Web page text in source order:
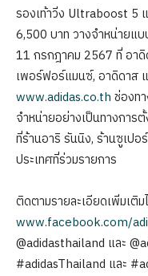
รองเท้าวิ่ง Ultraboost 5
6,500 บาท วางจำหน่ายแ
11 กรกฎาคม 2567 ที่ อา
เพอร์ฟอร์แมนซ์, อาดิดาส
www.adidas.co.th ช่องท
จำหน่ายอย่างเป็นทางกา
ที่ร้านอาริ รันนิง, ร้านซูเป
ประเทศที่ร่วมรายการ
ติดตามรายละเอียดเพิ่มเติ
www.facebook.com/
@adidasthailand และ
#adidasThailand และ